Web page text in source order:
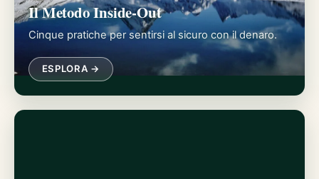
Il Metodo Inside-Out
Cinque pratiche per sentirsi al sicuro con il denaro.
ESPLORA →